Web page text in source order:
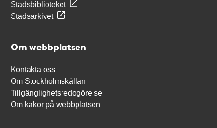
Stadsbiblioteket
Stadsarkivet
Om webbplatsen
Kontakta oss
Om Stockholmskällan
Tillgänglighetsredogörelse
Om kakor på webbplatsen